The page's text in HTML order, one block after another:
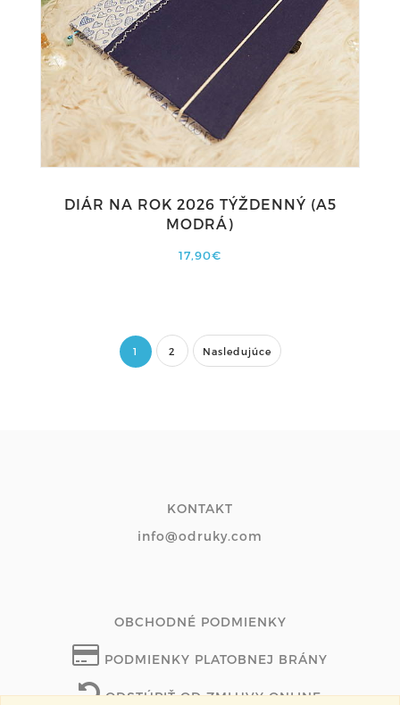
DIÁR NA ROK 2026 TÝŽDENNÝ (A5
MODRÁ)
17,90€
1 2 Nasledujúce
KONTAKT
info@odruky.com
OBCHODNÉ PODMIENKY
PODMIENKY PLATOBNEJ BRÁNY
ODSTÚPIŤ OD ZMLUVY ONLINE